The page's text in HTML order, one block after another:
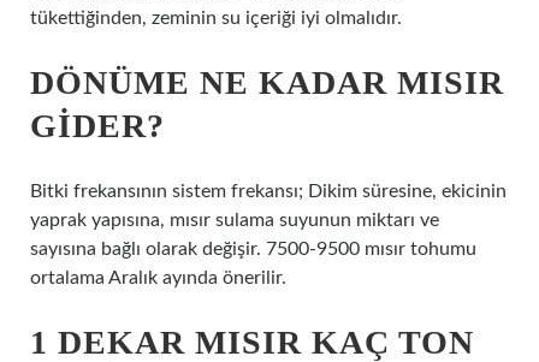
tükettiğinden, zeminin su içeriği iyi olmalıdır.
DÖNÜME NE KADAR MISIR
GIDER?
Bitki frekansının sistem frekansı; Dikim süresine, ekicinin
yaprak yapısına, mısır sulama suyunun miktarı ve
sayısına bağlı olarak değişir. 7500-9500 mısır tohumu
ortalama Aralık ayında önerilir.
1 DEKAR MISIR KAÇ TON